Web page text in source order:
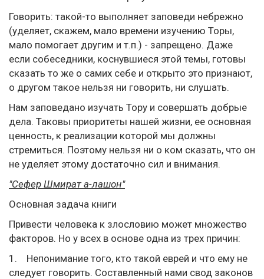
Говорить: такой-то выполняет заповеди небрежно
(уделяет, скажем, мало времени изучению Торы,
мало помогает другим и т.п.) - запрещено. Даже
если собеседники, коснувшиеся этой темы, готовы
сказать то же о самих себе и открыто это признают,
о другом такое нельзя ни говорить, ни слушать.
Нам заповедано изучать Тору и совершать добрые
дела. Таковы приоритеты нашей жизни, ее основная
ценность, к реализации которой мы должны
стремиться. Поэтому нельзя ни о ком сказать, что он
не уделяет этому достаточно сил и внимания.
"Сефер Шмират а-лашон"
Основная задача книги
Привести человека к злословию может множество
факторов. Но у всех в основе одна из трех причин:
1. Непонимание того, кто такой еврей и что ему не
следует говорить. Составленный нами свод законов